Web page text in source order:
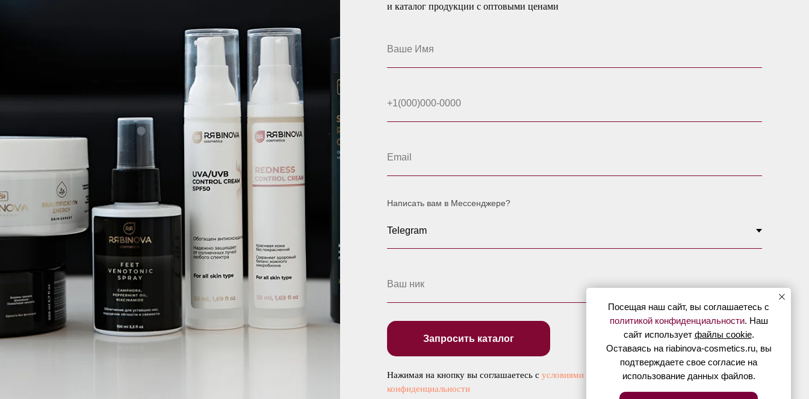
Посещая наш сайт, вы соглашаетесь с
политикой конфиденциальности. Наш
сайт использует файлы cookie.
Оставаясь на riabinova-cosmetics.ru, вы
подтверждаете свое согласие на
использование данных файлов.
и каталог продукции с оптовыми ценами
Написать вам в Мессенджере?
Запросить каталог
Нажимая на кнопку вы соглашаетесь с условиями обработки данныхиполитикой
конфиденциальности